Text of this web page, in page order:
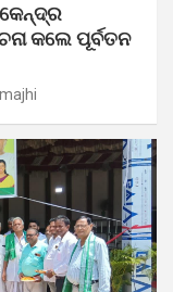
କଲେ ପୂର୍ବତନ